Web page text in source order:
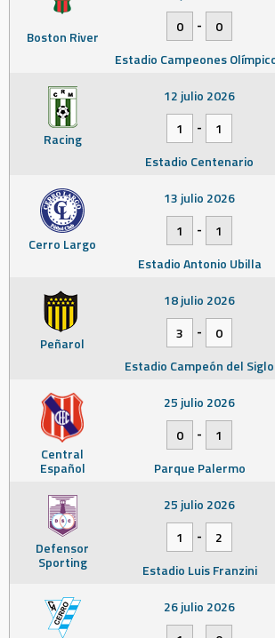
Boston River
0
-
0
Estadio Campeones
Racing
12 julio 2026
1
-
1
Estadio Centenario
Cerro Largo
13 julio 2026
1
-
1
Estadio Antonio Ubilla
Peñarol
18 julio 2026
3
-
0
Estadio Campeón del Siglo
Central
Español
25 julio 2026
0
-
1
Parque Palermo
Defensor
Sporting
25 julio 2026
1
-
2
Estadio Luis Franzini
26 julio 2026